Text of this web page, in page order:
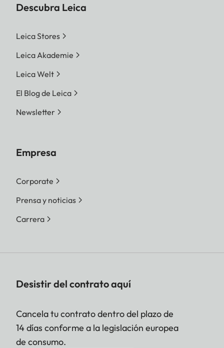
Descubra Leica
Leica Stores
Leica Akademie
Leica Welt
El Blog de Leica
Newsletter
Empresa
Corporate
Prensa y noticias
Carrera
Desistir del contrato aquí
Cancela tu contrato dentro del plazo de
14 días conforme a la legislación europea
de consumo.